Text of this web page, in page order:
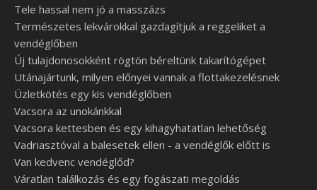
Tele hassal nem jó a masszázs
Természetes lekvárokkal gazdagítjuk a reggeliket a
vendéglőben
Új tulajdonosokként rögtön béreltünk takarítógépet
Utánajártunk, milyen előnyei vannak a flottakezelésnek
Üzletkötés egy kis vendéglőben
Vacsora az unokánkkal
Vacsora kettesben és egy kihagyhatatlan lehetőség
Vadriasztóval a balesetek ellen - a vendéglők előtt is
Van kedvenc vendéglőd?
Váratlan találkozás és egy fogászati megoldás